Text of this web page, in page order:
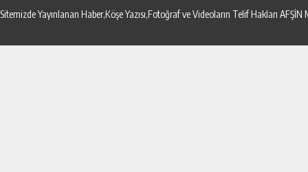
Sitemizde Yayınlanan Haber,Köşe Yazısı,Fotoğraf ve Videoların Telif Hakları